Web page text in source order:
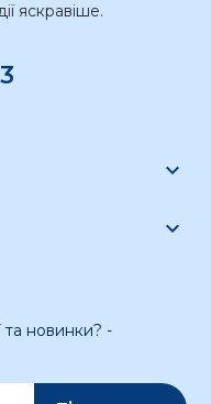
яскравіше.


та новинки? -